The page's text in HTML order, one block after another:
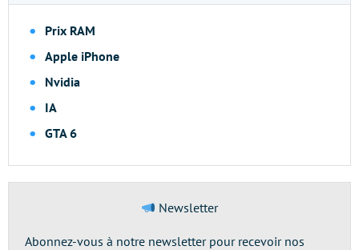
Prix RAM
Apple iPhone
Nvidia
IA
GTA 6
Newsletter
Abonnez-vous à notre newsletter pour recevoir nos